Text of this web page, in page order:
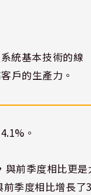
統基本技術的線
戶的生產力。
。
前季度相比更是
季度相比增長了